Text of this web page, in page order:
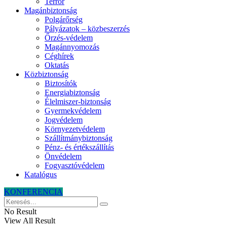
Magánbiztonság
Polgárőrség
Pályázatok – közbeszerzés
Őrzés-védelem
Magánnyomozás
Céghírek
Oktatás
Közbiztonság
Biztosítók
Energiabiztonság
Élelmiszer-biztonság
Gyermekvédelem
Jogvédelem
Környezetvédelem
Szállítmánybiztonság
Pénz- és értékszállítás
Önvédelem
Fogyasztóvédelem
Katalógus
KONFERENCIA
No Result
View All Result